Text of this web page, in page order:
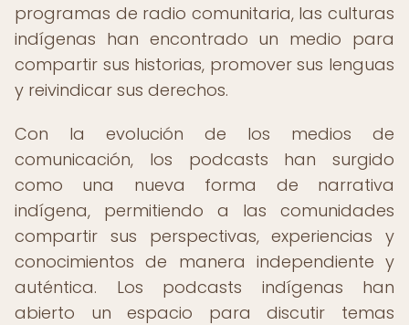
programas de radio comunitaria, las culturas
indígenas han encontrado un medio para
compartir sus historias, promover sus lenguas
y reivindicar sus derechos.
Con la evolución de los medios de
comunicación, los podcasts han surgido
como una nueva forma de narrativa
indígena, permitiendo a las comunidades
compartir sus perspectivas, experiencias y
conocimientos de manera independiente y
auténtica. Los podcasts indígenas han
abierto un espacio para discutir temas